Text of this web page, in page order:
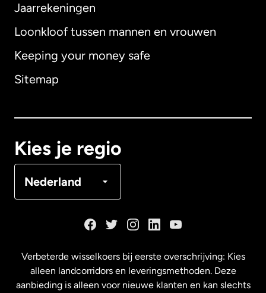
Jaarrekeningen
Loonkloof tussen mannen en vrouwen
Keeping your money safe
Sitemap
Kies je regio
Nederland
Australië
Maleisië
Verbeterde wisselkoers bij eerste overschrijving: Kies
alleen landcorridors en leveringsmethoden. Deze
aanbieding is alleen voor nieuwe klanten en kan slechts